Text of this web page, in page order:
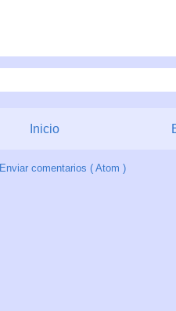
Inicio
Enviar comentarios ( Atom )